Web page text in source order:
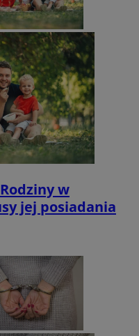
w
jej posiadania